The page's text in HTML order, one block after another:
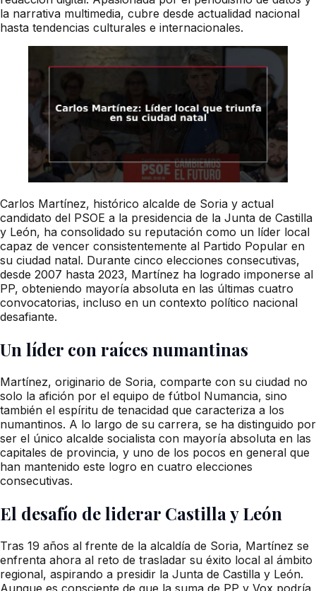
la narrativa multimedia, cubre desde actualidad nacional
hasta tendencias culturales e internacionales.
Carlos Martínez, histórico alcalde de Soria y actual
candidato del PSOE a la presidencia de la Junta de Castilla
y León, ha consolidado su reputación como un líder local
capaz de vencer consistentemente al Partido Popular en
su ciudad natal. Durante cinco elecciones consecutivas,
desde 2007 hasta 2023, Martínez ha logrado imponerse al
PP, obteniendo mayoría absoluta en las últimas cuatro
convocatorias, incluso en un contexto político nacional
desafiante.
Un líder con raíces numantinas
Martínez, originario de Soria, comparte con su ciudad no
solo la afición por el equipo de fútbol Numancia, sino
también el espíritu de tenacidad que caracteriza a los
numantinos. A lo largo de su carrera, se ha distinguido por
ser el único alcalde socialista con mayoría absoluta en las
capitales de provincia, y uno de los pocos en general que
han mantenido este logro en cuatro elecciones
consecutivas.
El desafío de liderar Castilla y León
Tras 19 años al frente de la alcaldía de Soria, Martínez se
enfrenta ahora al reto de trasladar su éxito local al ámbito
regional, aspirando a presidir la Junta de Castilla y León.
Aunque es consciente de que la suma de PP y Vox podría